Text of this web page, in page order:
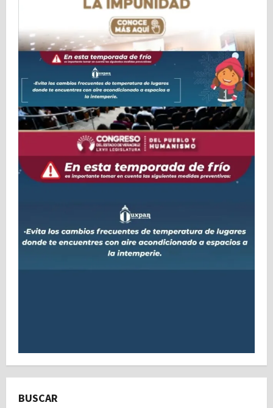
de
Embarazos
en
Adolescentes
BUSCAR